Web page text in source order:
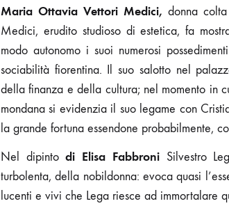
Maria Ottavia Vettori Medici, donna
Medici, erudito studioso di estetica, fa
modo autonomo i suoi numerosi
sociabilità fiorentina. Il suo salotto nel
della finanza e della cultura; nel momento in
mondana si evidenzia il suo legame con
la grande fortuna essendone probabilmente,
Nel dipintodi Elisa FabbroniSilvestro
turbolenta, della nobildonna: evoca quasi
lucenti e vivi che Lega riesce ad immortalare